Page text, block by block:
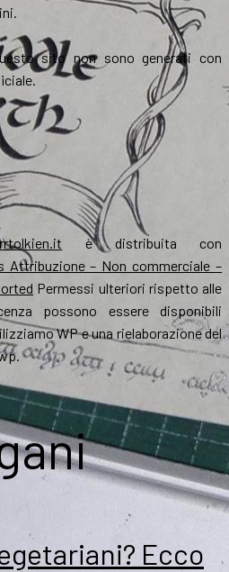
sito non sono generati con
è distribuita con
Attribuzione – Non commerciale –
Permessi ulteriori rispetto alle
possono essere disponibili
WP e una rielaborazione del
Ecco